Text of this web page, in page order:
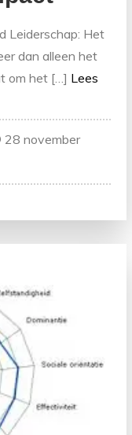
Leiderschap: Het
dan alleen het
om het […] Lees
28 november